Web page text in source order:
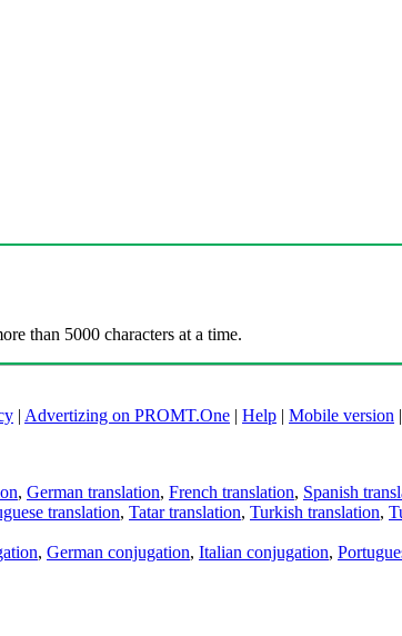
than 5000 characters at a time.
| Advertizing on PROMT.One | Help | Mobile version |
, German translation, French translation, Spanish
translation, Tatar translation, Turkish translation,
, German conjugation, Italian conjugation,